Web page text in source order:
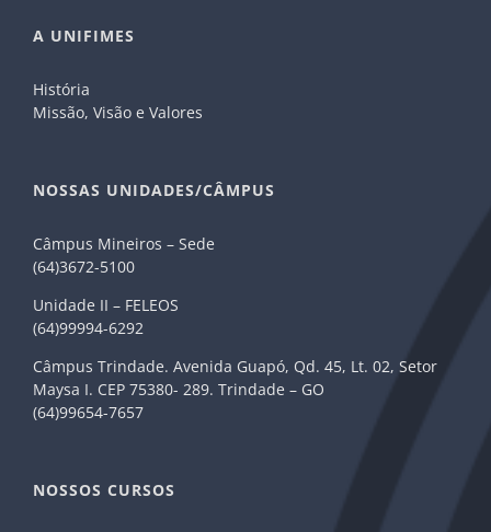
A UNIFIMES
História
Missão, Visão e Valores
NOSSAS UNIDADES/CÂMPUS
Câmpus Mineiros – Sede
(64)3672-5100
Unidade II – FELEOS
(64)99994-6292
Câmpus Trindade. Avenida Guapó, Qd. 45, Lt. 02, Setor
Maysa I. CEP 75380- 289. Trindade – GO
(64)99654-7657
NOSSOS CURSOS